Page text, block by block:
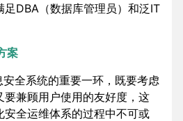
DBA（数据库管理员）和泛IT
案
全系统的重要一环，既要考虑
要兼顾用户使用的友好度，这
安全运维体系的过程中不可或